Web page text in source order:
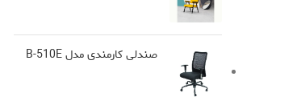
صندلی کارمندی مدل B-510E